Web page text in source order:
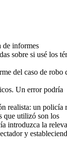
de informes
sobre si usé los
del caso de robo
Un error podría
realista: un policía
que utilizó son los
introduzca la
y